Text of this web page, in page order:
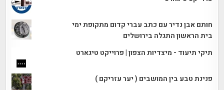
חותם אבן נדיר עם כתב עברי קדום מתקופת ימי
בית הראשון התגלה בירושלים
תיקי תיעוד - מיצדיות הצפון | פרוייקט טיגארט
פנינת טבע בין המושבים ( יער עזריקם )